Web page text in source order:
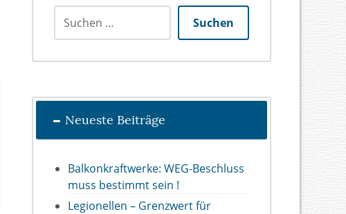
Suchen
Neueste Beiträge
Balkonkraftwerke: WEG-Beschluss
muss bestimmt sein !
Legionellen – Grenzwert für